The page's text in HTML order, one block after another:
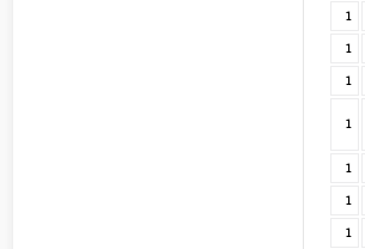
1
1
1
1
1
1
1